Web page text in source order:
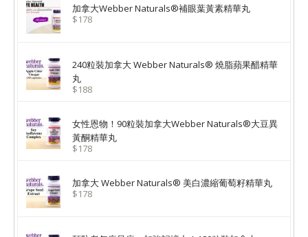
加拿大Webber Naturals®補眼葉黃素精華丸
$178
240粒裝加拿大 Webber Naturals® 燒脂蘋果醋精華
丸
$188
女性恩物！90粒裝加拿大Webber Naturals®大豆異
黃酮精華丸
$178
加拿大 Webber Naturals® 美白濃縮葡萄籽精華丸
$178